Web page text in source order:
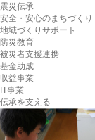
震災伝承
安全・安心のまちづくり
地域づくりサポート
防災教育
被災者支援連携
基金助成
収益事業
IT事業
伝承を支える